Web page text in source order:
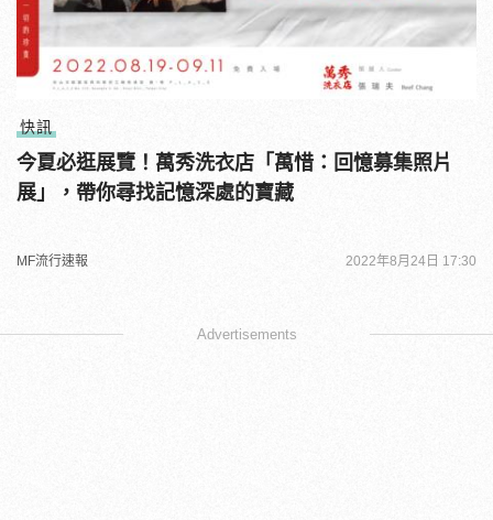
快訊
今夏必逛展覽！萬秀洗衣店「萬惜：回憶募集照片
展」，帶你尋找記憶深處的寶藏
MF流行速報 2022年8月24日 17:30
Advertisements